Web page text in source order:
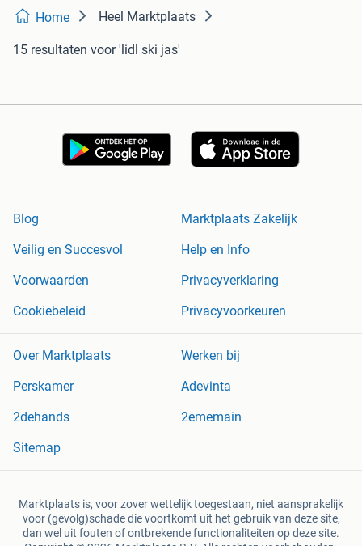
Home Heel Marktplaats
15 resultaten voor 'lidl ski jas'
Blog
Marktplaats Zakelijk
Veilig en Succesvol
Help en Info
Voorwaarden
Privacyverklaring
Cookiebeleid
Privacyvoorkeuren
Over Marktplaats
Werken bij
Perskamer
Adevinta
2dehands
2ememain
Sitemap
Marktplaats is, voor zover wettelijk toegestaan, niet aansprakelijk
voor (gevolg)schade die voortkomt uit het gebruik van deze site,
dan wel uit fouten of ontbrekende functionaliteiten op deze site.